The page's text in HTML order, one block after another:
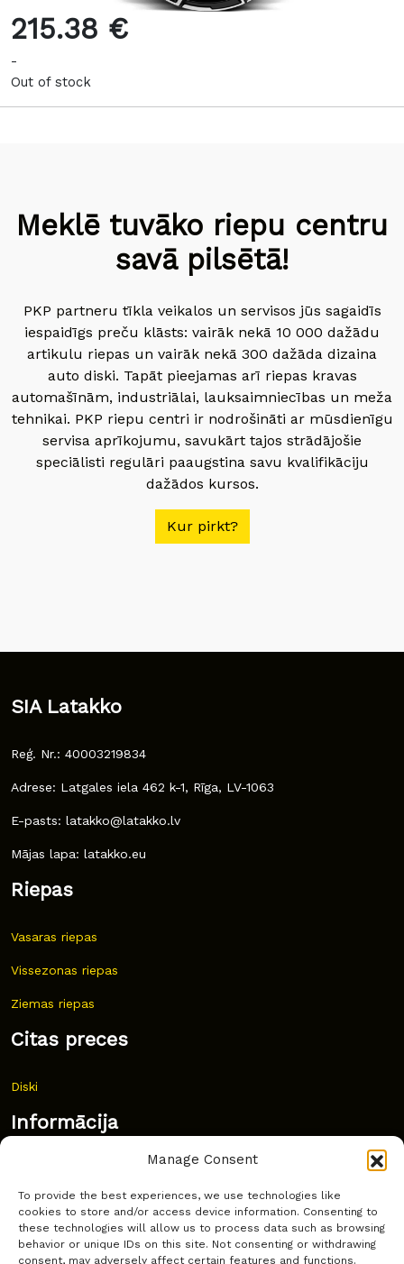
Manage Consent
To provide the best experiences, we use technologies like
cookies to store and/or access device information. Consenting to
these technologies will allow us to process data such as browsing
behavior or unique IDs on this site. Not consenting or withdrawing
consent, may adversely affect certain features and functions.
215.38 €
-
Out of stock
Meklē tuvāko riepu centru
savā pilsētā!
PKP partneru tīkla veikalos un servisos jūs sagaidīs
iespaidīgs preču klāsts: vairāk nekā 10 000 dažādu
artikulu riepas un vairāk nekā 300 dažāda dizaina
auto diski. Tapāt pieejamas arī riepas kravas
automašīnām, industriālai, lauksaimniecības un meža
tehnikai. PKP riepu centri ir nodrošināti ar mūsdienīgu
servisa aprīkojumu, savukārt tajos strādājošie
speciālisti regulāri paaugstina savu kvalifikāciju
dažādos kursos.
Kur pirkt?
SIA Latakko
Reģ. Nr.: 40003219834
Adrese: Latgales iela 462 k-1, Rīga, LV-1063
E-pasts: latakko@latakko.lv
Mājas lapa: latakko.eu
Riepas
Vasaras riepas
Vissezonas riepas
Ziemas riepas
Citas preces
Diski
Informācija
Bieži uzdoti jautājumi
Kur pirkt?